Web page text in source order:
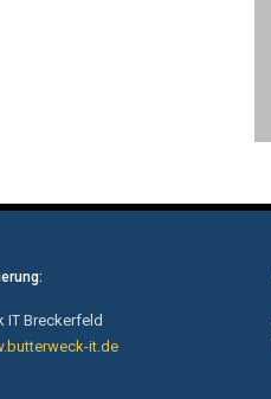
IT Breckerfeld
it.de